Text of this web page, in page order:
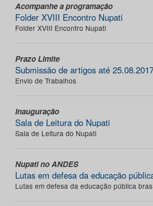
Acompanhe a programação
Folder XVIII Encontro Nupati
Folder XVIII Encontro Nupati
Prazo Limite
Submissão de artigos até
Envio de Trabalhos
Inauguração
Sala de Leitura do Nupati
Sala de Leitura do Nupati
Nupati no ANDES
Lutas em defesa da educação
Lutas em defesa da educação pública